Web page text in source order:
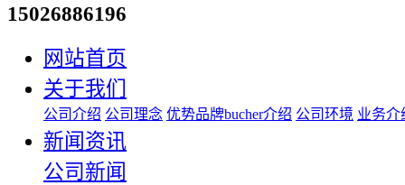
15026886196
网站首页
关于我们
公司介绍 公司理念 优势品牌bucher介绍 公司环境 业务介
新闻资讯
公司新闻